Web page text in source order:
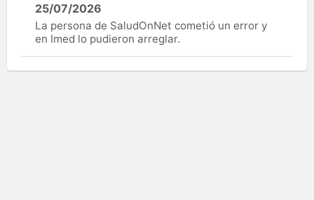
25/07/2026
La persona de SaludOnNet cometió un error y
en Imed lo pudieron arreglar.